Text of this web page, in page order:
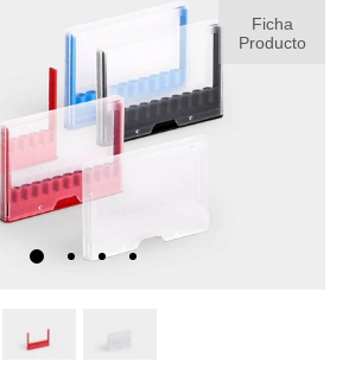
Ficha
Producto